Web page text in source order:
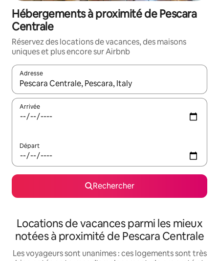
Hébergements à proximité de Pescara
Centrale
Réservez des locations de vacances, des maisons
uniques et plus encore sur Airbnb
Adresse
Lorsque les résultats s'affichent, utilisez les flèches vers le
Arrivée
Départ
Rechercher
Locations de vacances parmi les mieux
notées à proximité de Pescara Centrale
Les voyageurs sont unanimes : ces logements sont très